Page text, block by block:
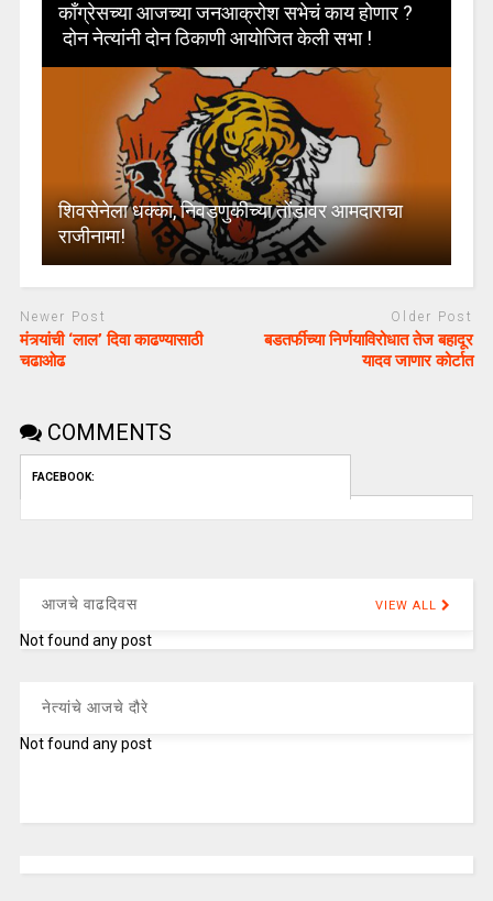
काँग्रेसच्या आजच्या जनआक्रोश सभेचं काय होणार ?
दोन नेत्यांनी दोन ठिकाणी आयोजित केली सभा !
शिवसेनेला धक्का, निवडणुकीच्या तोंडावर आमदाराचा
राजीनामा!
Newer Post
मंत्र्यांची ‘लाल’ दिवा काढण्यासाठी
चढाओढ
Older Post
बडतर्फीच्या निर्णयाविरोधात तेज बहादूर
यादव जाणार कोर्टात
COMMENTS
FACEBOOK:
आजचे वाढदिवस VIEW ALL
Not found any post
नेत्यांचे आजचे दौरे
Not found any post